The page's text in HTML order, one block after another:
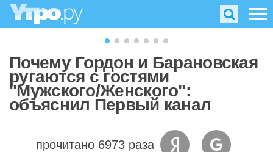
Почему Гордон и Барановская
ругаются с гостями
"Мужского/Женского":
объяснил Первый канал
прочитано 6973 раза